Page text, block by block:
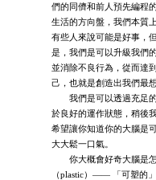
們的同儕和前人預先編程
生活的方向盤，我們本質
有些人來說可能是好事，
是，我們是可以升級我們
並消除不良行為，從而達
己，也就是創造出我們最
我們是可以透過充足的
於良好的運作狀態，稍後
希望讓你知道你的大腦是
大大鬆一口氣。
你大概會好奇大腦是怎
（plastic）—— 「可塑的